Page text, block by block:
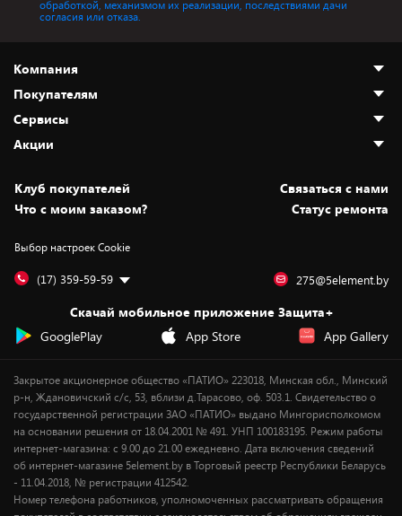
обработкой, механизмом их реализации, последствиями дачи
согласия или отказа.
Компания
О нас
Адреса магазинов
Новости
Статьи и обзоры
Вакансии
Дай пять добру!
Покупателям
Как сделать заказ
Оплата и доставка
Безналичный расчёт
Обмен и возврат товара
Обработка персональных данных
Подарочные карты
Сервисы
Установка техники
Для игровых консолей
Для мобильных устройств
Для компьютеров
Сервисные центры
Акции
Скидки и промокоды
Белорусские товары
Бонусы
Оплата частями
Уценка
Клуб покупателей
Cвязаться с нами
Что с моим заказом?
Статус ремонта
Выбор настроек Cookie
(17) 359-59-59 275@5element.by
Скачай мобильное приложение Защита+
GooglePlay
App Store App Gallery
Закрытое акционерное общество «ПАТИО» 223018, Минская обл., Минский
р-н, Ждановичский с/с, 53, вблизи д.Тарасово, оф. 503.1. Свидетельство о
государственной регистрации ЗАО «ПАТИО» выдано Мингорисполкомом
на основании решения от 18.04.2001 № 491. УНП 100183195. Режим работы
интернет-магазина: с 9.00 до 21.00 ежедневно. Дата включения сведений
об интернет-магазине 5element.by в Торговый реестр Республики Беларусь
- 11.04.2018, № регистрации 412542.
Номер телефона работников, уполномоченных рассматривать обращения